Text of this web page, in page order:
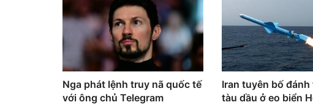
Nga phát lệnh truy nã quốc tế
với ông chủ Telegram
Iran tuyên bố
tàu dầu ở eo biển